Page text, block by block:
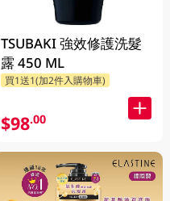
TSUBAKI 強效修護洗髮
露 450 ML
買1送1(加2件入購物車)
$98.00